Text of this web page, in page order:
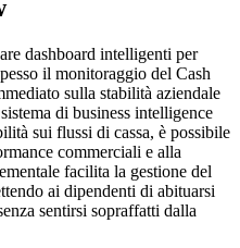
dashboard intelligenti per
il monitoraggio del Cash
sulla stabilità aziendale
di business intelligence
sui flussi di cassa, è possibile
commerciali e alla
facilita la gestione del
ai dipendenti di abituarsi
sentirsi sopraffatti dalla